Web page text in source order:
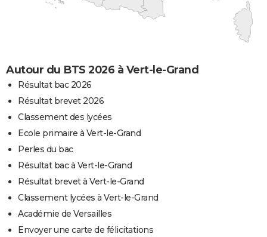
Autour du BTS 2026 à Vert-le-Grand
Résultat bac 2026
Résultat brevet 2026
Classement des lycées
Ecole primaire à Vert-le-Grand
Perles du bac
Résultat bac à Vert-le-Grand
Résultat brevet à Vert-le-Grand
Classement lycées à Vert-le-Grand
Académie de Versailles
Envoyer une carte de félicitations